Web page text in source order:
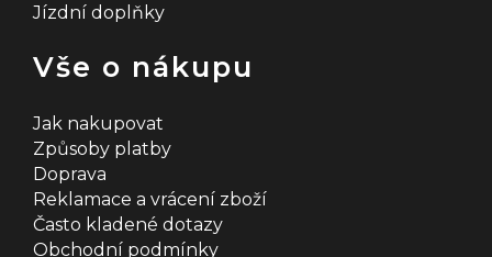
Jízdní doplňky
Vše o nákupu
Jak nakupovat
Způsoby platby
Doprava
Reklamace a vrácení zboží
Často kladené dotazy
Obchodní podmínky